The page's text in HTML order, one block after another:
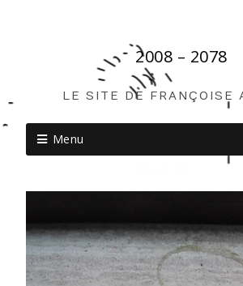
2008 – 2078
LE SITE DE FRANÇOISE
Menu